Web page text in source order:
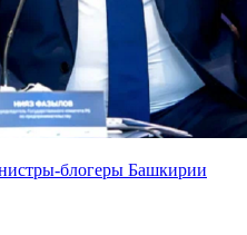
блогеры Башкирии